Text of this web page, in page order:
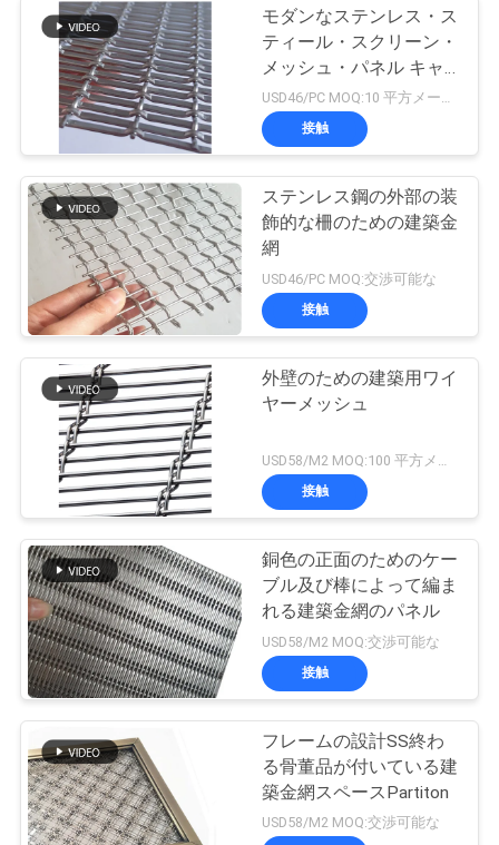
地
図
PRIVACY
POLICY
生地の薄板にされ
たガラス
金属リング網
103
太陽電池パネルク
リップ
70
モダンなステンレス・ス
ティール・スクリーン・
メッシュ・パネル キャ
ビネット・家具
USD46/PC MOQ:10 平方メートル
接触
ステンレス鋼の外部の装
飾的な柵のための建築金
網
USD46/PC MOQ:交渉可能な
接触
外壁のための建築用ワイ
ヤーメッシュ
接触
銅色の正面のためのケー
ブル及び棒によって編ま
れる建築金網のパネル
USD58/M2 MOQ:交渉可能な
接触
フレームの設計SS終わ
る骨董品が付いている建
築金網スペースPartiton
USD58/M2 MOQ:交渉可能な